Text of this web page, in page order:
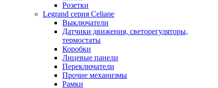
Розетки
Legrand серия Celiane
Выключатели
Датчики движения, светорегуляторы,
термостаты
Коробки
Лицевые панели
Переключатели
Прочие механизмы
Рамки